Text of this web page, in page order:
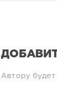
Автору будет